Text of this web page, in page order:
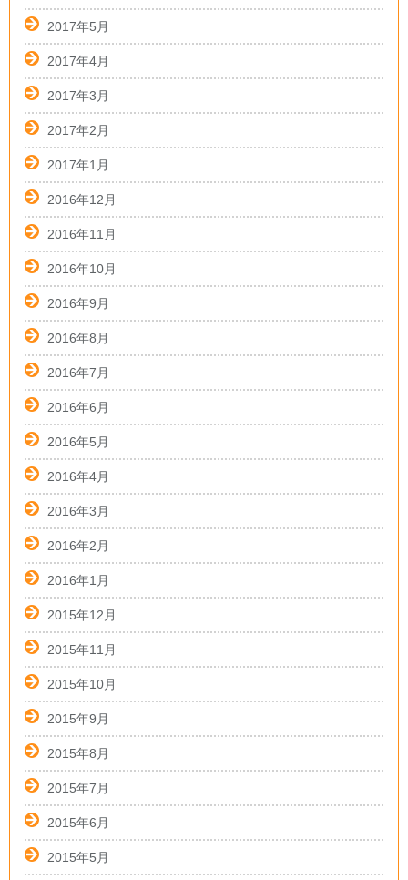
2017年5月
2017年4月
2017年3月
2017年2月
2017年1月
2016年12月
2016年11月
2016年10月
2016年9月
2016年8月
2016年7月
2016年6月
2016年5月
2016年4月
2016年3月
2016年2月
2016年1月
2015年12月
2015年11月
2015年10月
2015年9月
2015年8月
2015年7月
2015年6月
2015年5月